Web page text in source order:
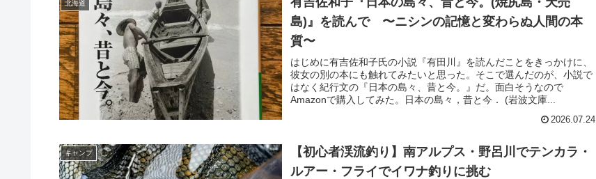
北海道
島)』を読んで 〜ニシンの記憶と変わらぬ人間の本
質〜
はじめに有吉佐和子氏の小説『有田川』を読んだことをきっかけに、
彼女の別の本にも触れてみたいと思った。そこで選んだのが、小説で
はなく紀行文の『日本の島々、昔と今。』だ。面白そうなので
Amazonで購入してみた。日本の島々，昔と今． (岩波文庫...
2026.07.24
キャンプ
【初心者渓流釣り】南アルプス・野呂川でテンカラ・
ルアー・フライでイワナ釣りに挑む